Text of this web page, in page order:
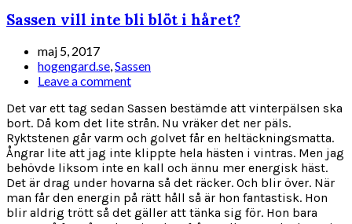
Sassen vill inte bli blöt i håret?
maj 5, 2017
hogengard.se,Sassen
Leave a comment
Det var ett tag sedan Sassen bestämde att vinterpälsen ska
bort. Då kom det lite strån. Nu vräker det ner päls.
Ryktstenen går varm och golvet får en heltäckningsmatta.
Ångrar lite att jag inte klippte hela hästen i vintras. Men jag
behövde liksom inte en kall och ännu mer energisk häst.
Det är drag under hovarna så det räcker. Och blir över. När
man får den energin på rätt håll så är hon fantastisk. Hon
blir aldrig trött så det gäller att tänka sig för. Hon bara